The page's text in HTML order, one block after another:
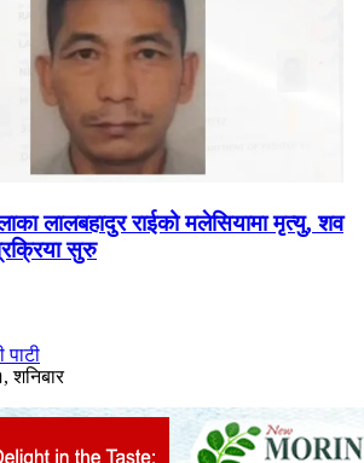
लालबहादुर राईको मलेसियामा मृत्यु, शव
सुरु
पाटी
शनिबार